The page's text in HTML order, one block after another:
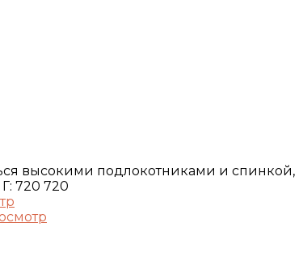
высокими подлокотниками и спинкой,
720 720